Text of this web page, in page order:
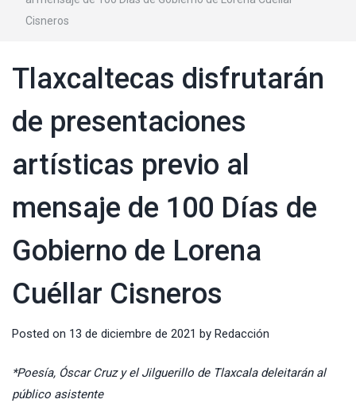
Cisneros
Tlaxcaltecas disfrutarán
de presentaciones
artísticas previo al
mensaje de 100 Días de
Gobierno de Lorena
Cuéllar Cisneros
Posted on 13 de diciembre de 2021 by Redacción
*Poesía, Óscar Cruz y el Jilguerillo de Tlaxcala deleitarán al
público asistente